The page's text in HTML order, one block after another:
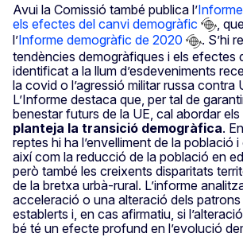
Avui la Comissió també publica l’
els efectes del canvi demogràfic
,
l’Informe demogràfic de 2020
. S’hi
tendències demogràfiques i els efectes
identificat a la llum d’esdeveniments
la covid o l’agressió militar russa contra
L’Informe destaca que, per tal de
benestar futurs de la UE, cal abordar els
planteja la transició demogràfica.
reptes hi ha l’envelliment de la població
així com la reducció de la població en
però també les creixents disparitats
de la bretxa urbà-rural. L’informe
acceleració o una alteració dels
establerts i, en cas afirmatiu, si
bé té un efecte profund en l’evolució